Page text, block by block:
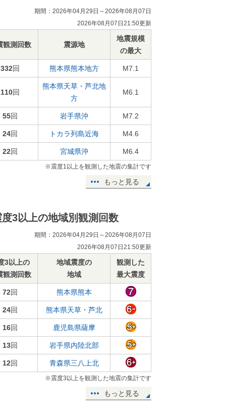
期間：2026年04月29日～2026年08月07日
2026年08月07日21:50更新
観測回数 震源地
地震規模
の最大
332回 熊本県熊本地方 M7.1
110回
熊本県天草・芦北地
方
M6.1
55回 岩手県沖 M7.2
24回 トカラ列島近海 M4.6
22回 宮城県沖 M6.4
※震度1以上を観測した地震の集計です
もっと見る
度3以上の地域別観測回数
期間：2026年04月29日～2026年08月07日
2026年08月07日21:50更新
3以上の
観測回数
地域震度の
地域
観測した
最大震度
72回 熊本県熊本
24回 熊本県天草・芦北
16回 鹿児島県薩摩
13回 岩手県内陸北部
12回 青森県三八上北
※震度3以上を観測した地震の集計です
もっと見る